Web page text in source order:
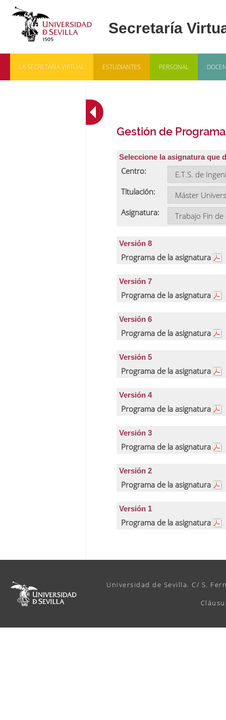
LA SECRETARÍA VIRTUAL ESTUDIANTES PERSONAL
Gestión de
Seleccione la asignatura que
Centro:
Titulación:
Asignatura:
Versión 8
Programa de la asignatura
Versión 7
Programa de la asignatura
Versión 6
Programa de la asignatura
Versión 5
Programa de la asignatura
Versión 4
Programa de la asignatura
Versión 3
Programa de la asignatura
Versión 2
Programa de la asignatura
Versión 1
Programa de la asignatura
Universidad de Sevilla. C/ S.